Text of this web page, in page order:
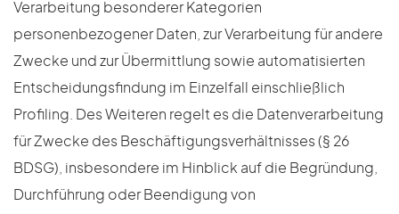
Verarbeitung besonderer Kategorien
personenbezogener Daten, zur Verarbeitung für andere
Zwecke und zur Übermittlung sowie automatisierten
Entscheidungsfindung im Einzelfall einschließlich
Profiling. Des Weiteren regelt es die Datenverarbeitung
für Zwecke des Beschäftigungsverhältnisses (§ 26
BDSG), insbesondere im Hinblick auf die Begründung,
Durchführung oder Beendigung von